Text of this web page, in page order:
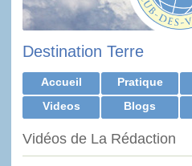
Destination Terre
Accueil Pratique
Videos
Blogs
Vidéos de La Rédaction